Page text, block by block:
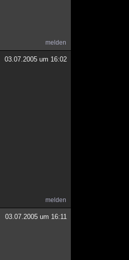
melden
03.07.2005 um 16:02
melden
03.07.2005 um 16:11